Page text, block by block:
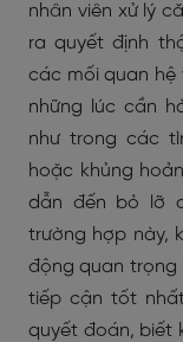
nhân viên xử lý
ra quyết định
các mối quan hệ
những lúc cần
như trong các
hoặc khủng
dẫn đến bỏ lỡ
trường hợp này,
động quan trọng
tiếp cận tốt
quyết đoán, biết